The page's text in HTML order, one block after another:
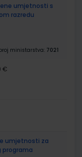
umjetnosti s
razredu
ministarstva: 7021
€
umjetnosti za
programa